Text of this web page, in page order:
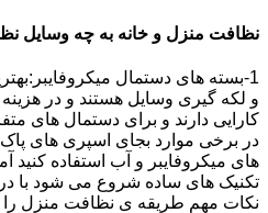
نظافت منزل و خانه به چه وسایل
1-بسته های دستمال
و لکه گیری وسایل هستند و در
کارایی دارند و برای دستمال های
در برخی موارد بجای اسپری های پاک
های میکروفایبر و آب استفاده
تکنیک های ساده شروع می شود با
نکات مهم طریقه ی نظافت منزل را